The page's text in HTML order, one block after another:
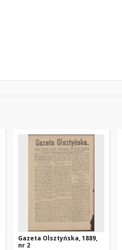
Gazeta Olsztyńska, 1889,
nr 2